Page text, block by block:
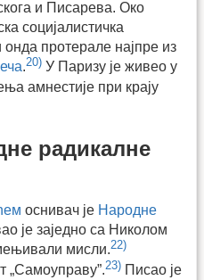
и Писарева. Око
социјалистичка
онда протерале најпре из
.20) У Паризу је живео у
амнестије при крају
радикалне
оснивач је Народне
је заједно са Николом
мисли.22)
„Самоуправу”.23) Писао је